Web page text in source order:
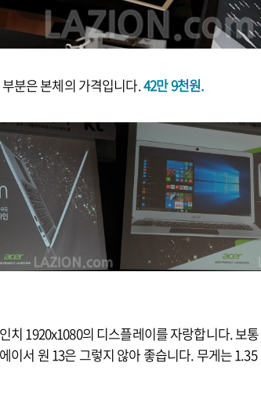
분은 본체의 가격입니다.42만 9천원.
치 1920x1080의 디스플레이를 자랑합니다. 보통
이서 원 13은 그렇지 않아 좋습니다. 무게는 1.35